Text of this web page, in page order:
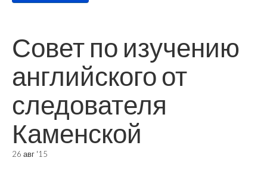
Совет по изучению
английского от
следователя
Каменской
26 авг '15